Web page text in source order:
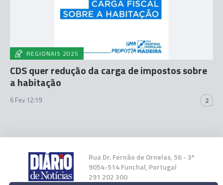
REGIONAIS 2025
CDS quer redução da carga de impostos sobre
a habitação
6 Fev 12:19 2
Rua Dr. Fernão de Ornelas, 56 - 3º
9054-514 Funchal, Portugal
291 202 300